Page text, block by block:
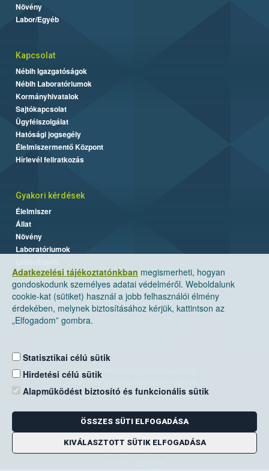
Adatkezelési tájékoztatónkban megismerheti, hogyan
gondoskodunk személyes adatai védelméről. Weboldalunk
cookie-kat (sütiket) használ a jobb felhasználói élmény
érdekében, melynek biztosításához kérjük, kattintson az
„Elfogadom” gombra.
Statisztikai célú sütik
Hirdetési célú sütik
Alapműködést biztosító és funkcionális sütik
ÖSSZES SÜTI ELFOGADÁSA
KIVÁLASZTOTT SÜTIK ELFOGADÁSA
Növény
Labor/Egyéb
Kapcsolat
Nébih Igazgatóságok
Nébih Laboratóriumok
Kormányhivatalok
Sajtókapcsolat
Ügyfélszolgálat
Hatósági jogsegély
Élelmiszermentő Központ
Hírlevél feliratkozás
Gyakori kérdések
Élelmiszer
Állat
Növény
Laboratóriumok
Nemzeti Élelmiszerlánc-biztonsági Hivatal
Levelezési cím: 1525 Budapest. Pf. 30.
E-mail:ugyfelszolgalat@nebih.gov.hu
Zöld szám: 06-80/263-244
Telefon: 06-1/ 336-9000